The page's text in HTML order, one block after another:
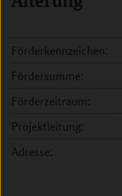
Förderkennzeichen:
Fördersumme:
Förderzeitraum:
Projektleitung:
Adresse: